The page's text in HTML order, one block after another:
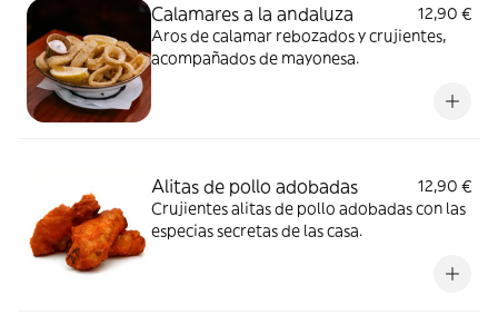
Calamares a la andaluza
12,90 €
Aros de calamar rebozados y crujientes,
acompañados de mayonesa.
Alitas de pollo adobadas
12,90 €
Crujientes alitas de pollo adobadas con las
especias secretas de las casa.